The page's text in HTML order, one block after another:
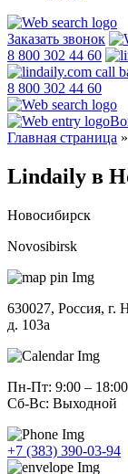
Заказать звонок
8 800 302 44 60
8 800 302 44 60
Главная страница »
Lindaily в
Новосибирск
Novosibirsk
630027, Россия, г.
д. 103а
Пн-Пт: 9:00 – 18:00
Сб-Вс: Выходной
+7 (383) 390-03-94